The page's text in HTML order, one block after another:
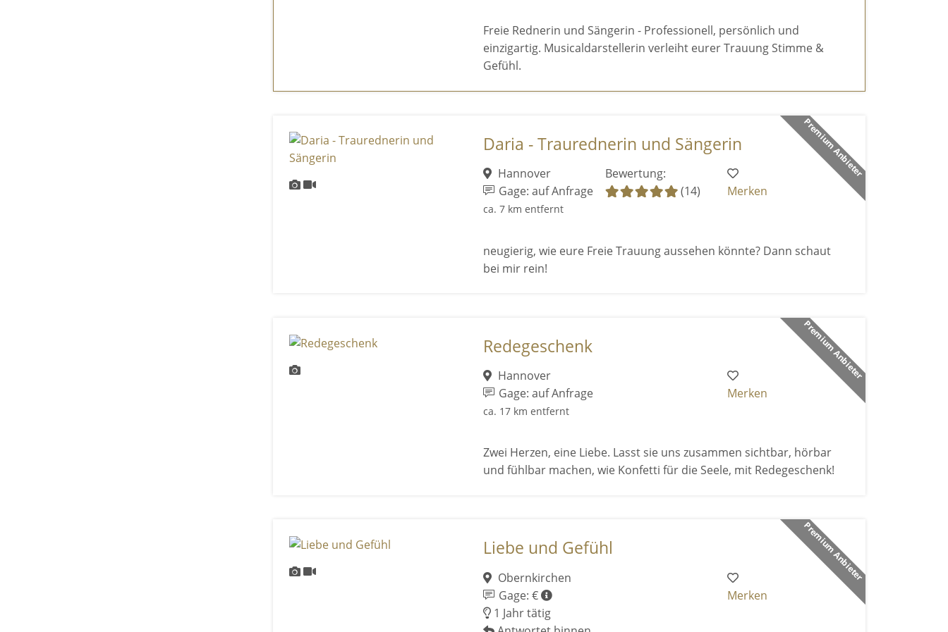
Freie Rednerin und Sängerin - Professionell, persönlich und
einzigartig. Musicaldarstellerin verleiht eurer Trauung Stimme &
Gefühl.
Premium Anbieter
Daria - Traurednerin und Sängerin
Hannover
Gage: auf Anfrage
ca. 7 km entfernt
Bewertung:
(14)
Merken
neugierig, wie eure Freie Trauung aussehen könnte? Dann schaut
bei mir rein!
Premium Anbieter
Redegeschenk
Hannover
Gage: auf Anfrage
ca. 17 km entfernt
Merken
Zwei Herzen, eine Liebe. Lasst sie uns zusammen sichtbar, hörbar
und fühlbar machen, wie Konfetti für die Seele, mit Redegeschenk!
Premium Anbieter
Liebe und Gefühl
Obernkirchen
Gage: €
1 Jahr tätig
Merken